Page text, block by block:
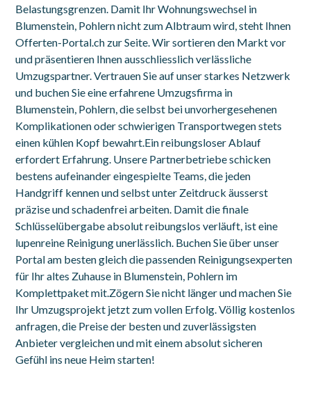
Belastungsgrenzen. Damit Ihr Wohnungswechsel in
Blumenstein, Pohlern nicht zum Albtraum wird, steht Ihnen
Offerten-Portal.ch zur Seite. Wir sortieren den Markt vor
und präsentieren Ihnen ausschliesslich verlässliche
Umzugspartner. Vertrauen Sie auf unser starkes Netzwerk
und buchen Sie eine erfahrene Umzugsfirma in
Blumenstein, Pohlern, die selbst bei unvorhergesehenen
Komplikationen oder schwierigen Transportwegen stets
einen kühlen Kopf bewahrt.Ein reibungsloser Ablauf
erfordert Erfahrung. Unsere Partnerbetriebe schicken
bestens aufeinander eingespielte Teams, die jeden
Handgriff kennen und selbst unter Zeitdruck äusserst
präzise und schadenfrei arbeiten. Damit die finale
Schlüsselübergabe absolut reibungslos verläuft, ist eine
lupenreine Reinigung unerlässlich. Buchen Sie über unser
Portal am besten gleich die passenden Reinigungsexperten
für Ihr altes Zuhause in Blumenstein, Pohlern im
Komplettpaket mit.Zögern Sie nicht länger und machen Sie
Ihr Umzugsprojekt jetzt zum vollen Erfolg. Völlig kostenlos
anfragen, die Preise der besten und zuverlässigsten
Anbieter vergleichen und mit einem absolut sicheren
Gefühl ins neue Heim starten!